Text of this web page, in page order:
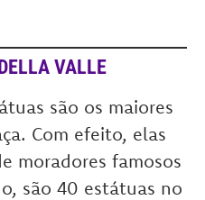
VALLE
são os maiores
Com efeito, elas
moradores famosos
são 40 estátuas no